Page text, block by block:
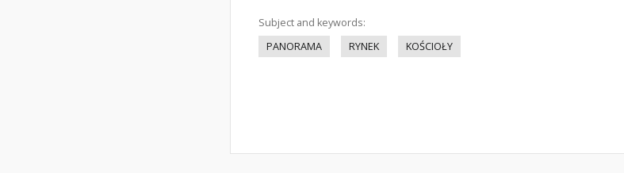
Subject and keywords:
PANORAMA
RYNEK KOŚCIOŁY